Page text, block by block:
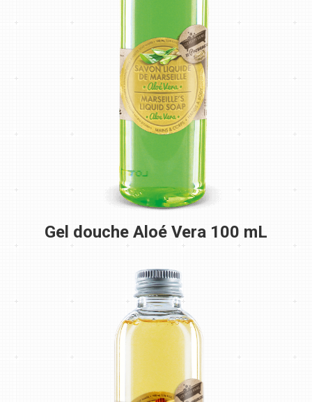
Gel douche Aloé Vera 100 mL